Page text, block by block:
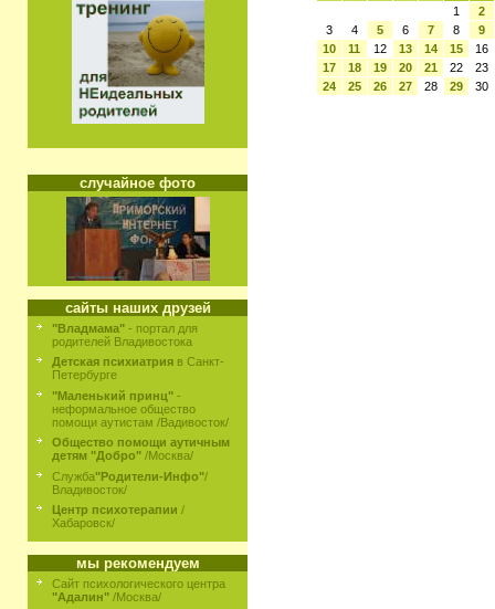
случайное фото
сайты наших друзей
"Владмама" - портал для
родителей Владивостока
Детская психиатрия в Санкт-
Петербурге
"Маленький принц" -
неформальное общество
помощи аутистам /Вадивосток/
Общество помощи аутичным
детям "Добро" /Москва/
Служба"Родители-Инфо"/
Владивосток/
Центр психотерапии /
Хабаровск/
мы рекомендуем
Сайт психологического центра
"Адалин" /Москва/
1
2
3
4 5 6 7 8
9
10
11 12 13 14 15
16
17
18 19 20 21 22
23
24
25 26 27 28 29 30